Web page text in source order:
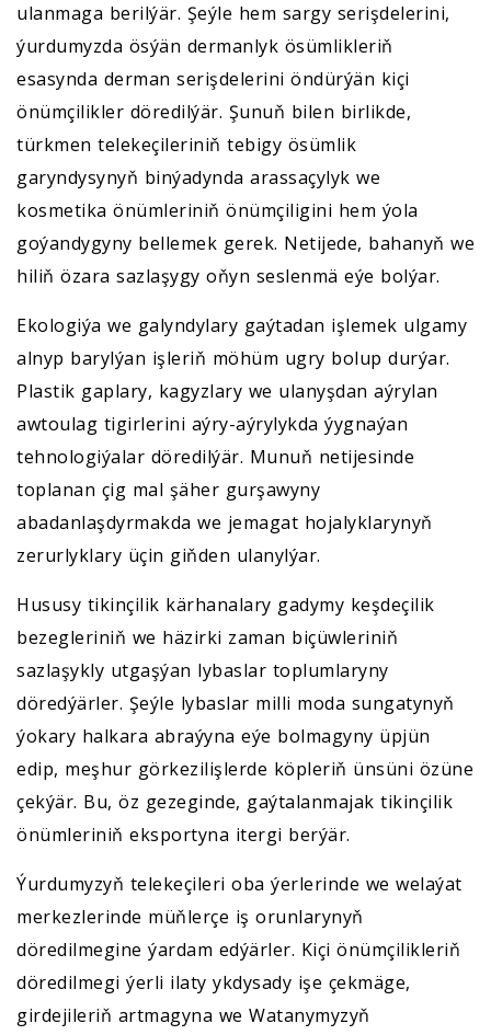
ulanmaga berilýär. Şeýle hem sargy serişdelerini,
ýurdumyzda ösýän dermanlyk ösümlikleriň
esasynda derman serişdelerini öndürýän kiçi
önümçilikler döredilýär. Şunuň bilen birlikde,
türkmen telekeçileriniň tebigy ösümlik
garyndysynyň binýadynda arassaçylyk we
kosmetika önümleriniň önümçiligini hem ýola
goýandygyny bellemek gerek. Netijede, bahanyň we
hiliň özara sazlaşygy oňyn seslenmä eýe bolýar.
Ekologiýa we galyndylary gaýtadan işlemek ulgamy
alnyp barylýan işleriň möhüm ugry bolup durýar.
Plastik gaplary, kagyzlary we ulanyşdan aýrylan
awtoulag tigirlerini aýry-aýrylykda ýygnaýan
tehnologiýalar döredilýär. Munuň netijesinde
toplanan çig mal şäher gurşawyny
abadanlaşdyrmakda we jemagat hojalyklarynyň
zerurlyklary üçin giňden ulanylýar.
Hususy tikinçilik kärhanalary gadymy keşdeçilik
bezegleriniň we häzirki zaman biçüwleriniň
sazlaşykly utgaşýan lybaslar toplumlaryny
döredýärler. Şeýle lybaslar milli moda sungatynyň
ýokary halkara abraýyna eýe bolmagyny üpjün
edip, meşhur görkezilişlerde köpleriň ünsüni özüne
çekýär. Bu, öz gezeginde, gaýtalanmajak tikinçilik
önümleriniň eksportyna itergi berýär.
Ýurdumyzyň telekeçileri oba ýerlerinde we welaýat
merkezlerinde müňlerçe iş orunlarynyň
döredilmegine ýardam edýärler. Kiçi önümçilikleriň
döredilmegi ýerli ilaty ykdysady işe çekmäge,
girdejileriň artmagyna we Watanymyzyň